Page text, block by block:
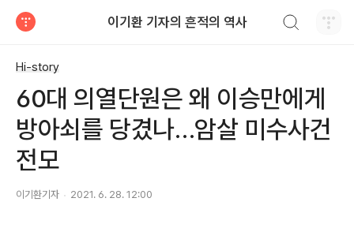
이기환 기자의 흔적의 역사
Hi-story
60대 의열단원은 왜 이승만에게
방아쇠를 당겼나…암살 미수사건
전모
이기환기자 2021. 6. 28. 12:00